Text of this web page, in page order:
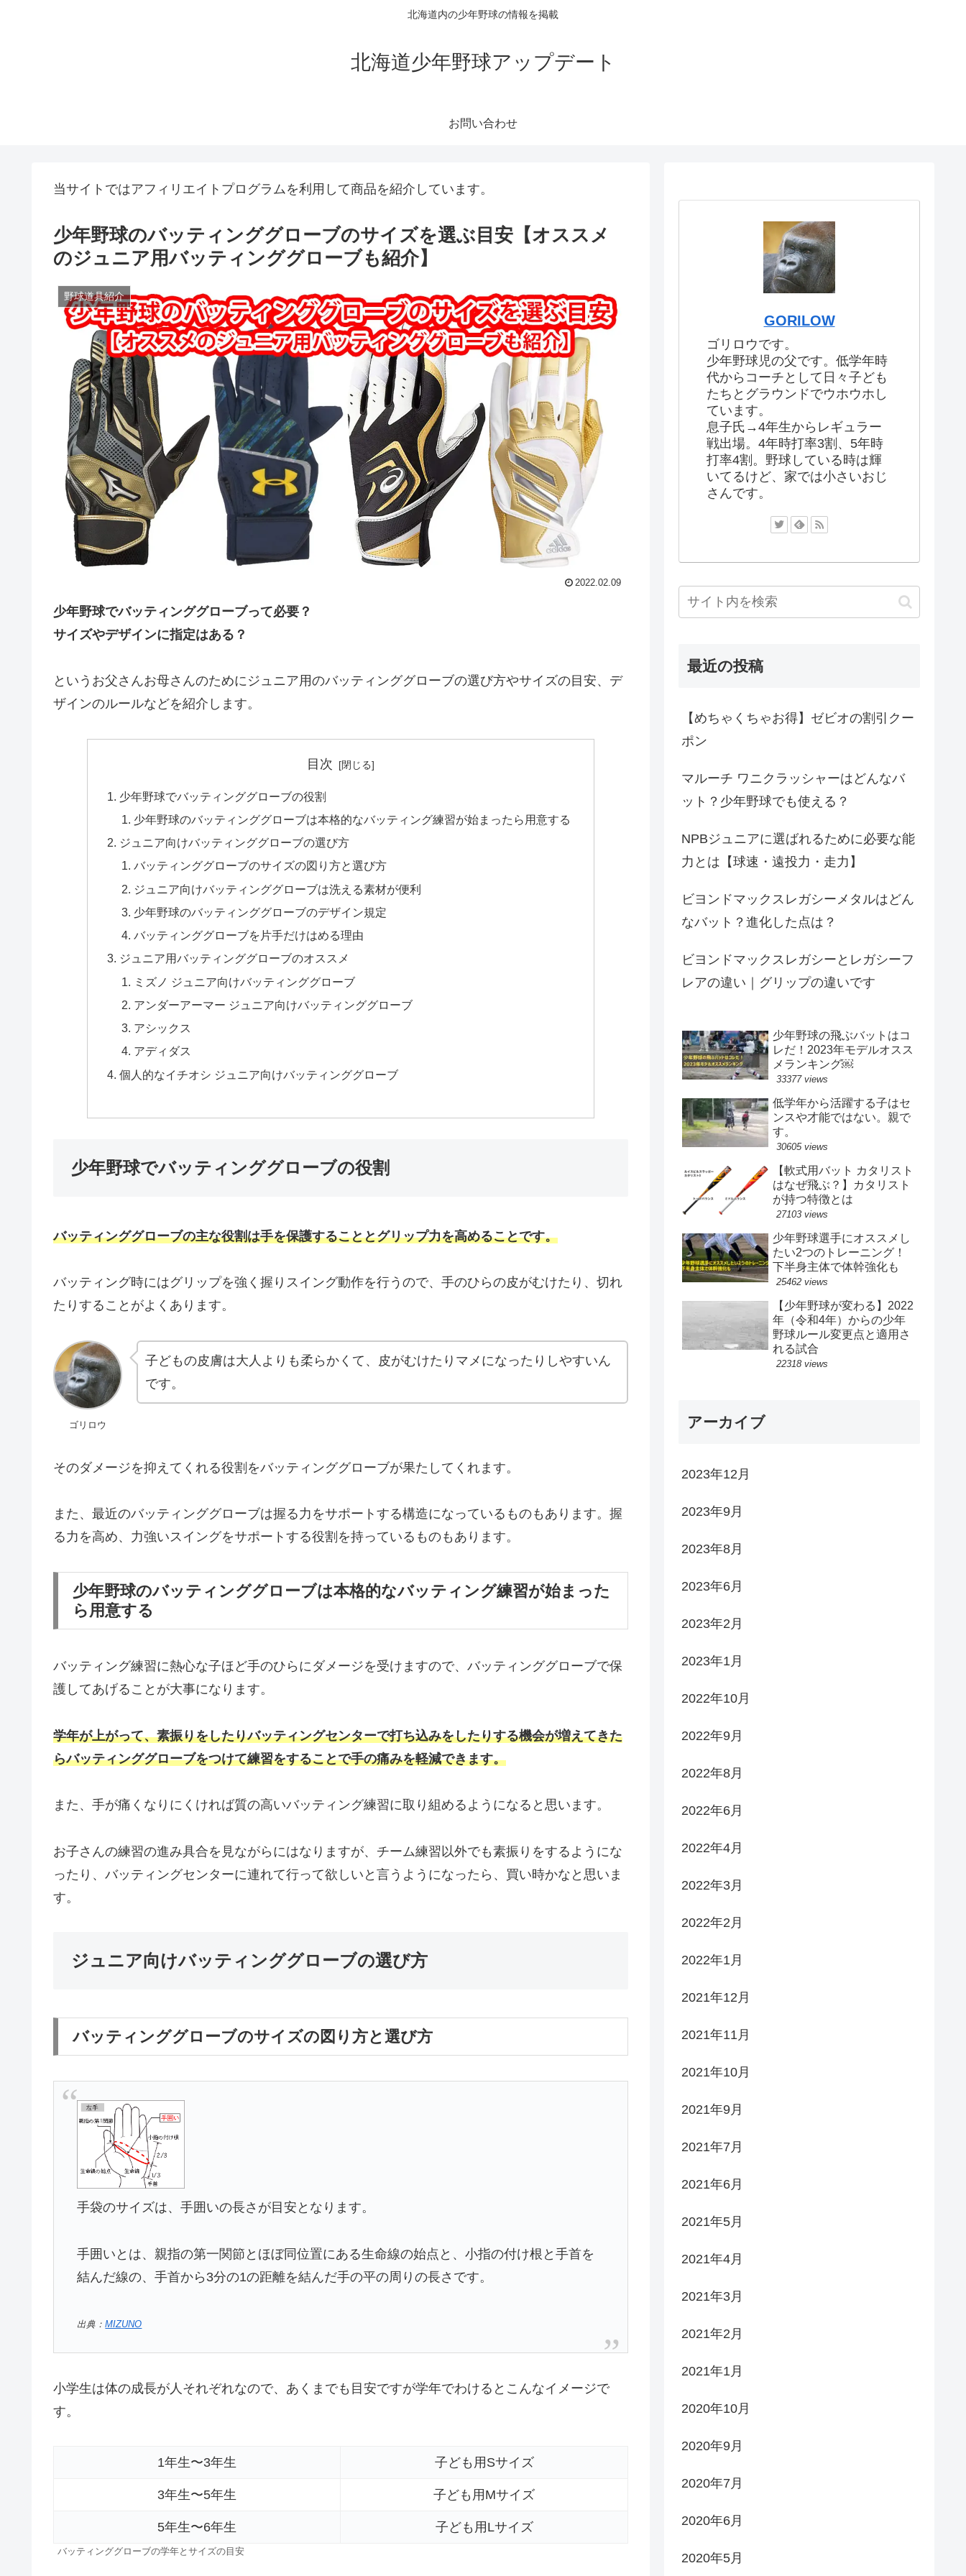
北海道内の少年野球の情報を掲載
北海道少年野球アップデート
お問い合わせ
当サイトではアフィリエイトプログラムを利用して商品を紹介しています。
少年野球のバッティンググローブのサイズを選ぶ目安【オススメ
のジュニア用バッティンググローブも紹介】
野球道具紹介
2022.02.09
少年野球でバッティンググローブって必要？
サイズやデザインに指定はある？
というお父さんお母さんのためにジュニア用のバッティンググローブの選び方やサイズの目安、デ
ザインのルールなどを紹介します。
目次
少年野球でバッティンググローブの役割
少年野球のバッティンググローブは本格的なバッティング練習が始まったら用意する
ジュニア向けバッティンググローブの選び方
バッティンググローブのサイズの図り方と選び方
ジュニア向けバッティンググローブは洗える素材が便利
少年野球のバッティンググローブのデザイン規定
バッティンググローブを片手だけはめる理由
ジュニア用バッティンググローブのオススメ
ミズノ ジュニア向けバッティンググローブ
アンダーアーマー ジュニア向けバッティンググローブ
アシックス
アディダス
個人的なイチオシ ジュニア向けバッティンググローブ
少年野球でバッティンググローブの役割
バッティンググローブの主な役割は手を保護することとグリップ力を高めることです。
バッティング時にはグリップを強く握りスイング動作を行うので、手のひらの皮がむけたり、切れ
たりすることがよくあります。
ゴリロウ
子どもの皮膚は大人よりも柔らかくて、皮がむけたりマメになったりしやすいん
です。
そのダメージを抑えてくれる役割をバッティンググローブが果たしてくれます。
また、最近のバッティンググローブは握る力をサポートする構造になっているものもあります。握
る力を高め、力強いスイングをサポートする役割を持っているものもあります。
少年野球のバッティンググローブは本格的なバッティング練習が始まった
ら用意する
バッティング練習に熱心な子ほど手のひらにダメージを受けますので、バッティンググローブで保
護してあげることが大事になります。
学年が上がって、素振りをしたりバッティングセンターで打ち込みをしたりする機会が増えてきた
らバッティンググローブをつけて練習をすることで手の痛みを軽減できます。
また、手が痛くなりにくければ質の高いバッティング練習に取り組めるようになると思います。
お子さんの練習の進み具合を見ながらにはなりますが、チーム練習以外でも素振りをするようにな
ったり、バッティングセンターに連れて行って欲しいと言うようになったら、買い時かなと思いま
す。
ジュニア向けバッティンググローブの選び方
バッティンググローブのサイズの図り方と選び方
手袋のサイズは、手囲いの長さが目安となります。
手囲いとは、親指の第一関節とほぼ同位置にある生命線の始点と、小指の付け根と手首を
結んだ線の、手首から3分の1の距離を結んだ手の平の周りの長さです。
出典：MIZUNO
小学生は体の成長が人それぞれなので、あくまでも目安ですが学年でわけるとこんなイメージで
す。
1年生〜3年生 子ども用Sサイズ
3年生〜5年生 子ども用Mサイズ
5年生〜6年生 子ども用Lサイズ
バッティンググローブの学年とサイズの目安
GORILOW
ゴリロウです。
少年野球児の父です。低学年時
代からコーチとして日々子ども
たちとグラウンドでウホウホし
ています。
息子氏→4年生からレギュラー
戦出場。4年時打率3割、5年時
打率4割。野球している時は輝
いてるけど、家では小さいおじ
さんです。
最近の投稿
【めちゃくちゃお得】ゼビオの割引クー
ポン
マルーチ ワニクラッシャーはどんなバ
ット？少年野球でも使える？
NPBジュニアに選ばれるために必要な能
力とは【球速・遠投力・走力】
ビヨンドマックスレガシーメタルはどん
なバット？進化した点は？
ビヨンドマックスレガシーとレガシーフ
レアの違い｜グリップの違いです
少年野球の飛ぶバットはコ
レだ！2023年モデルオスス
メランキング￼
33377 views
低学年から活躍する子はセ
ンスや才能ではない。親で
す。
30605 views
【軟式用バット カタリスト
はなぜ飛ぶ？】カタリスト
が持つ特徴とは
27103 views
少年野球選手にオススメし
たい2つのトレーニング！
下半身主体で体幹強化も
25462 views
【少年野球が変わる】2022
年（令和4年）からの少年
野球ルール変更点と適用さ
れる試合
22318 views
アーカイブ
2023年12月
2023年9月
2023年8月
2023年6月
2023年2月
2023年1月
2022年10月
2022年9月
2022年8月
2022年6月
2022年4月
2022年3月
2022年2月
2022年1月
2021年12月
2021年11月
2021年10月
2021年9月
2021年7月
2021年6月
2021年5月
2021年4月
2021年3月
2021年2月
2021年1月
2020年10月
2020年9月
2020年7月
2020年6月
2020年5月